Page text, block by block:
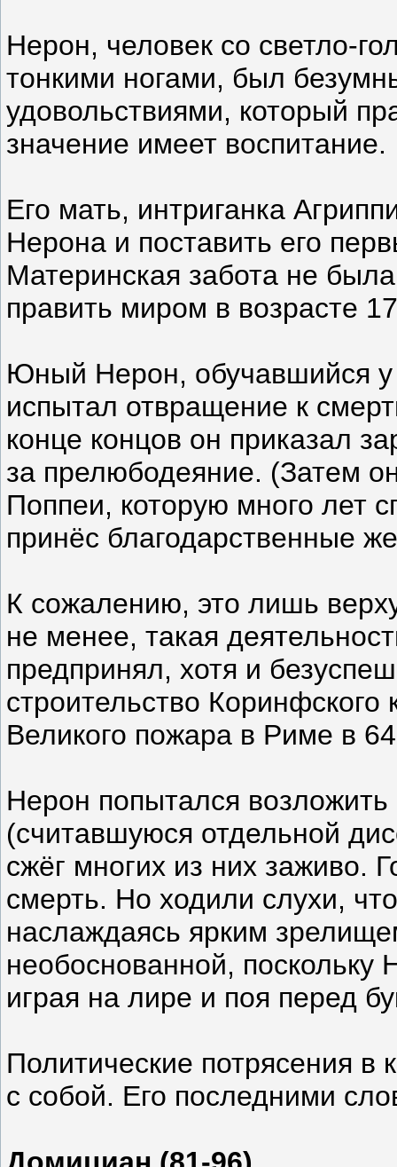
Нерон, человек со светло-
тонкими ногами, был
удовольствиями, который
значение имеет воспитание.
Его мать, интриганка
Нерона и поставить его
Материнская забота не
править миром в возрасте
Юный Нерон, обучавшийся
испытал отвращение к
конце концов он приказал
за прелюбодеяние. (Затем
Поппеи, которую много лет
принёс благодарственные
К сожалению, это лишь
не менее, такая
предпринял, хотя и
строительство
Великого пожара в Риме в 64
Нерон попытался
(считавшуюся отдельной
сжёг многих из них заживо.
смерть. Но ходили слухи,
наслаждаясь ярким
необоснованной, поскольку
играя на лире и поя перед
Политические потрясения в
с собой. Его последними